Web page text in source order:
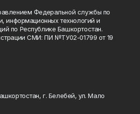
Федеральной службы по
информационных технологий и
по Республике Башкортостан.
СМИ: ПИ №ТУ02-01799 от 19
г. Белебей, ул. Мало